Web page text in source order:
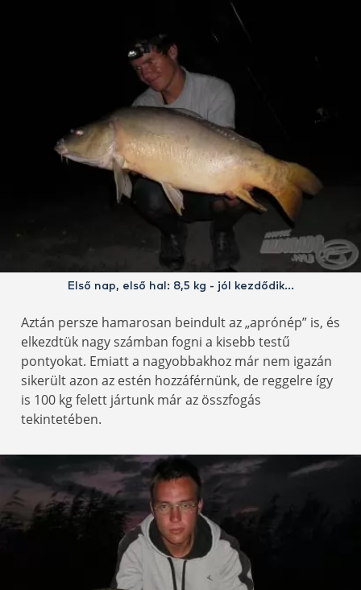
Első nap, első hal: 8,5 kg - jól kezdődik…
Aztán persze hamarosan beindult az „aprónép” is, és
elkezdtük nagy számban fogni a kisebb testű
pontyokat. Emiatt a nagyobbakhoz már nem igazán
sikerült azon az estén hozzáférnünk, de reggelre így
is 100 kg felett jártunk már az összfogás
tekintetében.